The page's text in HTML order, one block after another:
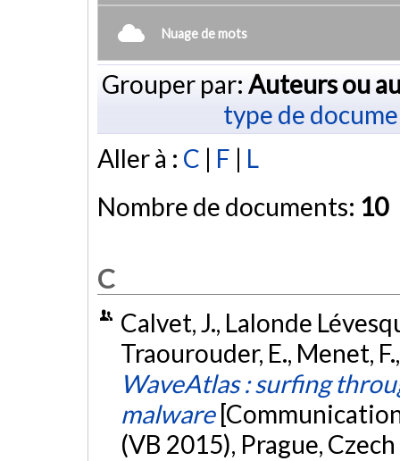
Nuage de mots
Grouper par: Auteurs ou
type de
Aller à : C | F | L
Nombre de documents: 10
C
Calvet, J., Lalonde
Traourouder, E., Menet,
WaveAtlas : surfing
malware
(VB 2015), Prague,